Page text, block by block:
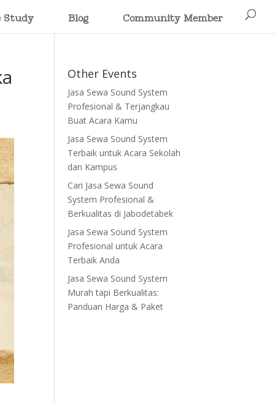
Study Blog Community Member
Other Events
Jasa Sewa Sound System
Profesional & Terjangkau
Buat Acara Kamu
Jasa Sewa Sound System
Terbaik untuk Acara Sekolah
dan Kampus
Cari Jasa Sewa Sound
System Profesional &
Berkualitas di Jabodetabek
Jasa Sewa Sound System
Profesional untuk Acara
Terbaik Anda
Jasa Sewa Sound System
Murah tapi Berkualitas:
Panduan Harga & Paket